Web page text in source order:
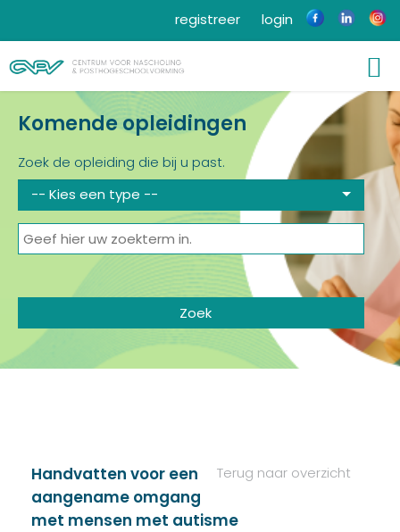
login
registreer
Komende opleidingen
Zoek de opleiding die bij u past.
-- Kies een type --
Terug naar overzicht
Handvatten voor een
aangename omgang
met mensen met autisme